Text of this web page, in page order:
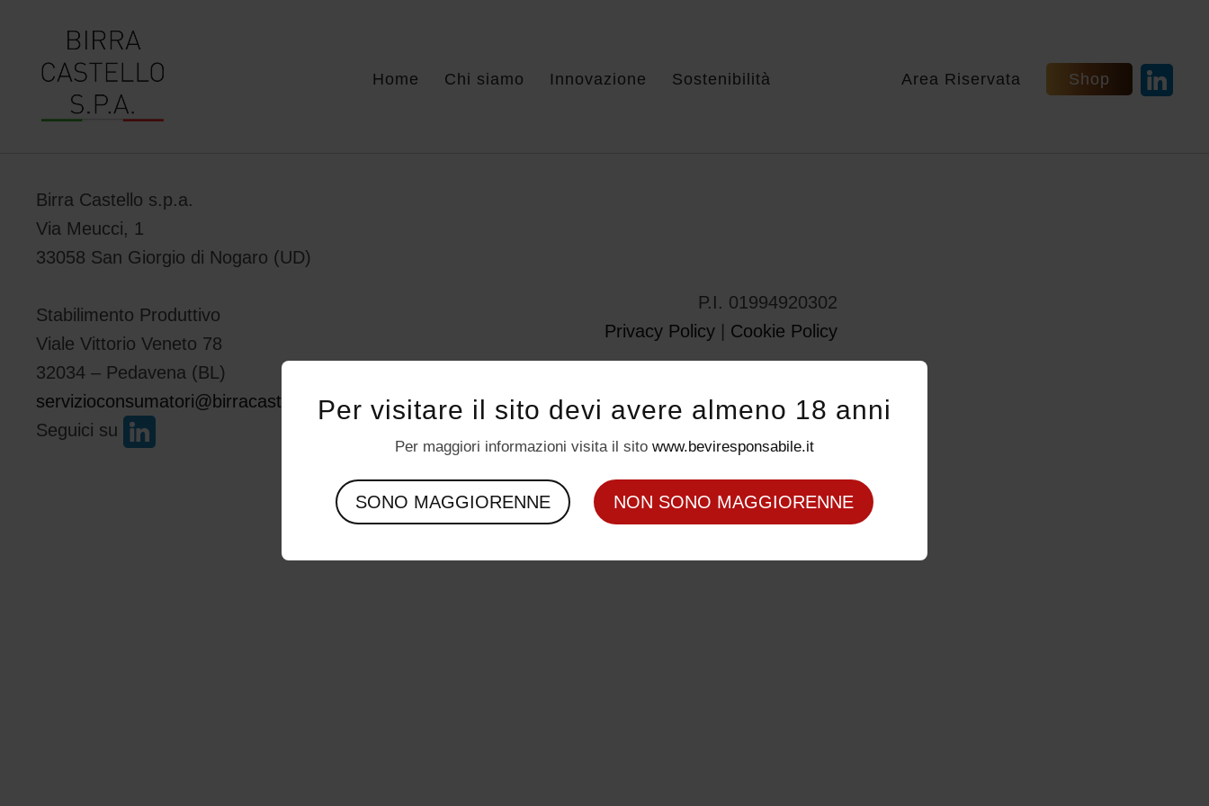
Home Chi siamo Innovazione Sostenibilità Area Riservata Shop
Birra Castello s.p.a.
Via Meucci, 1
33058 San Giorgio di Nogaro (UD)
Stabilimento Produttivo
Viale Vittorio Veneto 78
32034 – Pedavena (BL)
servizioconsumatori@birracastello.it
Seguici su
P.I. 01994920302
Privacy Policy
Cookie Policy
Per visitare il sito devi avere almeno 18 anni
Per maggiori informazioni visita il sito www.beviresponsabile.it
SONO MAGGIORENNE NON SONO MAGGIORENNE